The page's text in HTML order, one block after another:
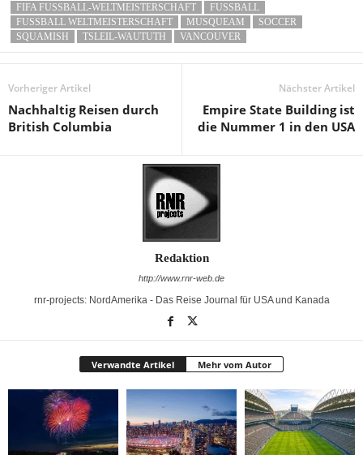
FIFA FUSSBALL-WELTMEISTERSCHAFT
FUSSBALL
FUSSBALL WELTMEISTERSCHAFT
MUSQUEAM
SOCCER
SQUAMISH
TSLEIL-WAUTUTH VANCOUVER
Vorheriger Artikel
Nachhaltig Reisen durch
British Columbia
Nächster Artikel
Empire State Building ist
die Nummer 1 in den USA
Redaktion
http://www.rnr-web.de
rnr-projects: NordAmerika - Das Reise Journal für USA und Kanada
Verwandte Artikel Mehr vom Autor